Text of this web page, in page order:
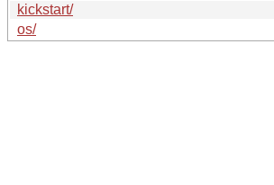
kickstart/
os/